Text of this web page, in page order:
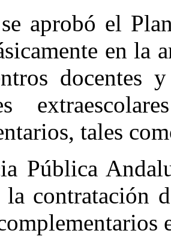
aprobó el
en la
docentes
tales
Pública
contratación